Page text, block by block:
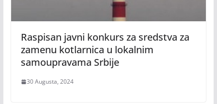
Raspisan javni konkurs za sredstva za
zamenu kotlarnica u lokalnim
samoupravama Srbije
30 Augusta, 2024